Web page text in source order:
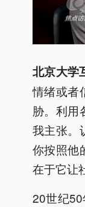
北京大学
情绪或者
胁。利用
我主张。
你按照他
在于它让
20世纪